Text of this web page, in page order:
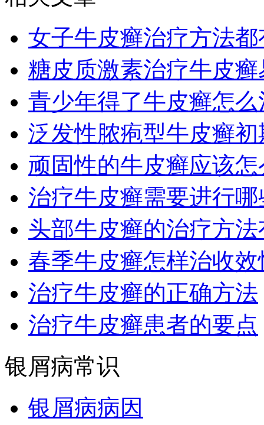
女子牛皮癣治疗方法
糖皮质激素治疗牛皮
青少年得了牛皮癣怎么
泛发性脓疱型牛皮癣
顽固性的牛皮癣应该
治疗牛皮癣需要进行
头部牛皮癣的治疗方
春季牛皮癣怎样治收效
治疗牛皮癣的正确方法
治疗牛皮癣患者的要点
银屑病常识
银屑病病因